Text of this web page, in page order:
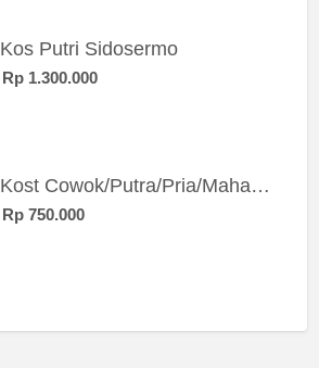
Kos Putri Sidosermo
Rp 1.300.000
Kost Cowok/Putra/Pria/Mahasiswa/Karyawan SIngle eksklusif bangunan baru
Rp 750.000